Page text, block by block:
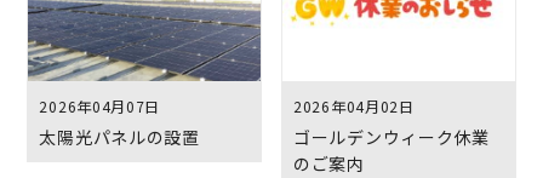
2026年04月07日
太陽光パネルの設置
2026年04月02日
ゴールデンウィーク休業
のご案内